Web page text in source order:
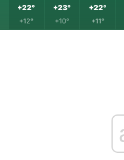
+22°
+12°
+23°
+10°
+22°
+11°